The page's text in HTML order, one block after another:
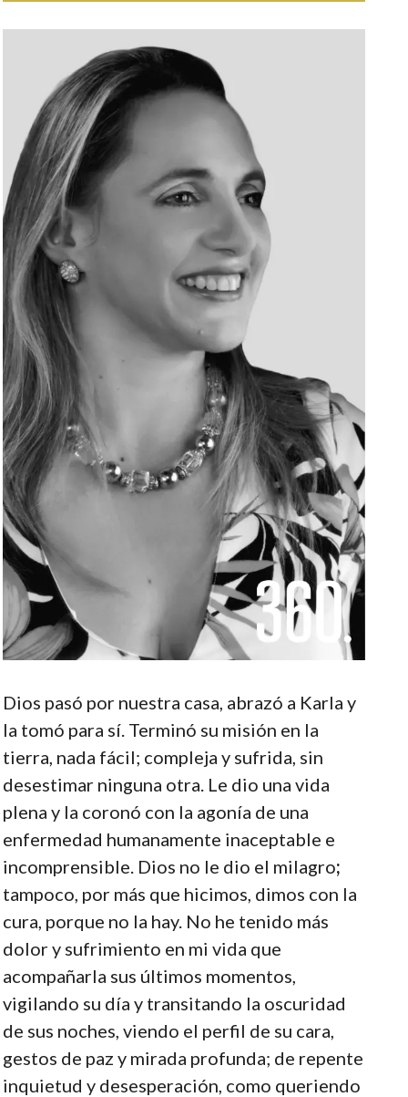
Dios pasó por nuestra casa, abrazó a Karla y
la tomó para sí. Terminó su misión en la
tierra, nada fácil; compleja y sufrida, sin
desestimar ninguna otra. Le dio una vida
plena y la coronó con la agonía de una
enfermedad humanamente inaceptable e
incomprensible. Dios no le dio el milagro;
tampoco, por más que hicimos, dimos con la
cura, porque no la hay. No he tenido más
dolor y sufrimiento en mi vida que
acompañarla sus últimos momentos,
vigilando su día y transitando la oscuridad
de sus noches, viendo el perfil de su cara,
gestos de paz y mirada profunda; de repente
inquietud y desesperación, como queriendo